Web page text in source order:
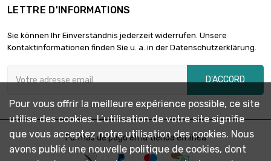
Poids : 5000gr (5kg) 237,18 €
LETTRE D'INFORMATIONS
Sie können Ihr Einverständnis jederzeit widerrufen. Unsere
Kontaktinformationen finden Sie u. a. in der Datenschutzerklärung.
D'ACCORD
Formas de pago en la tienda en línea
Pour vous offrir la meilleure expérience possible, ce site
utilise des cookies. L’utilisation de votre site signifie
que vous acceptez notre utilisation des cookies. Nous
avons publié une nouvelle politique de cookies, dont